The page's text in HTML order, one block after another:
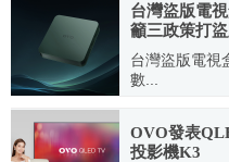
台灣盜版電
籲三政策打
台灣盜版電視
數...
2023.12.28
OVO發表
投影機K3